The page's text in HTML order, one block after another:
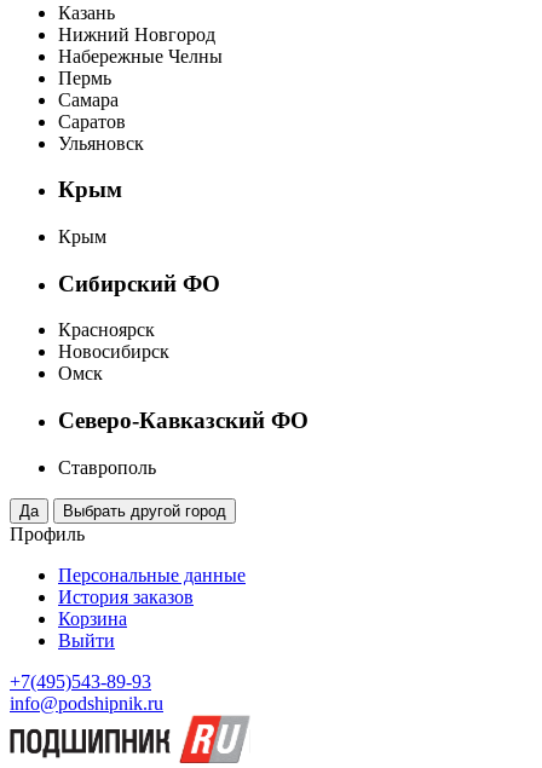
Казань
Нижний Новгород
Набережные Челны
Пермь
Самара
Саратов
Ульяновск
Крым
Крым
Сибирский ФО
Красноярск
Новосибирск
Омск
Северо-Кавказский ФО
Ставрополь
Профиль
Персональные данные
История заказов
Корзина
Выйти
+7(495)543-89-93
info@podshipnik.ru